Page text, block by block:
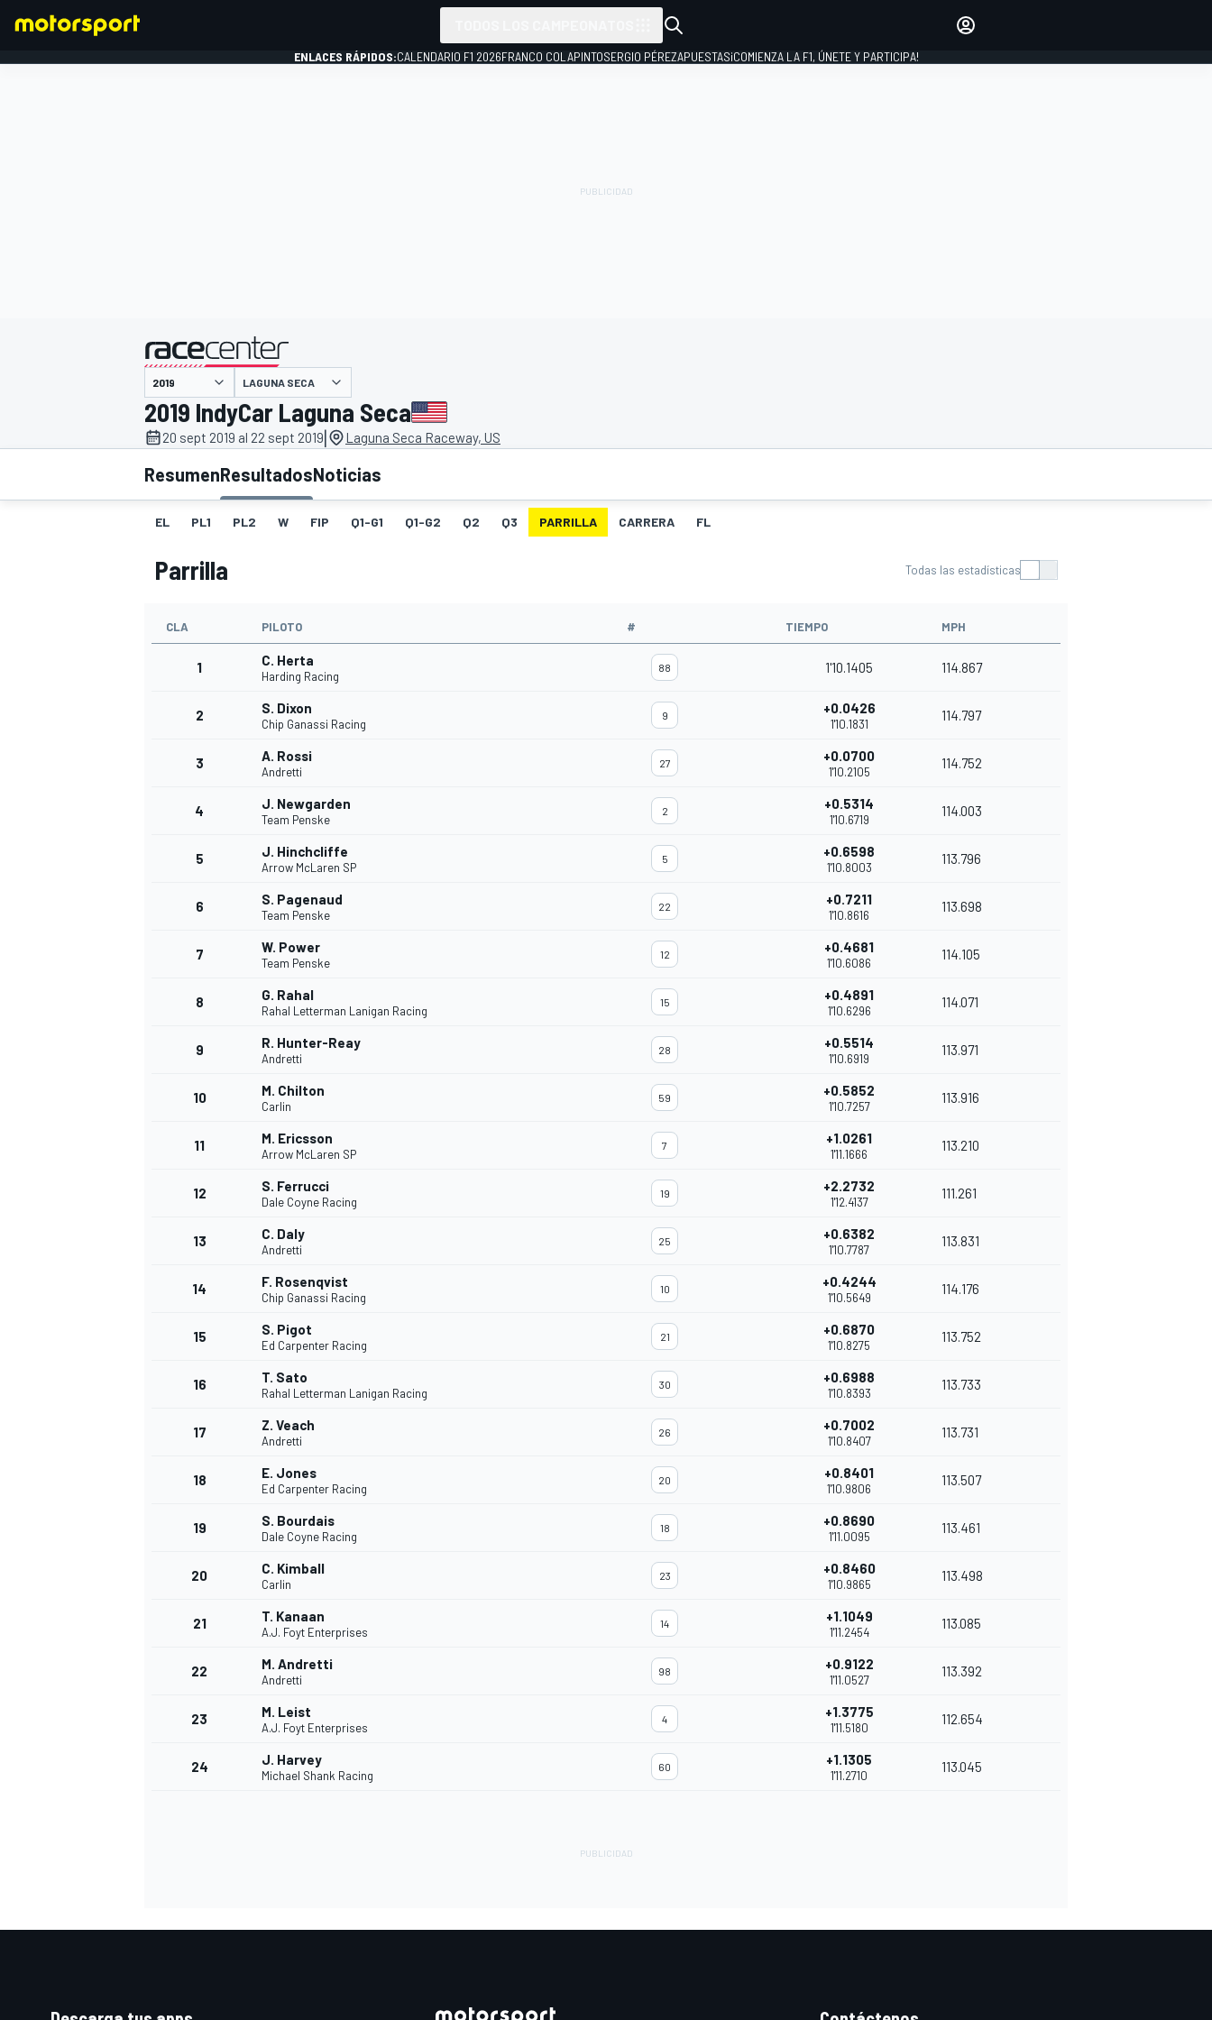
INDYCAR
FÓRMULA E
INICIAR SESIÓN
ENLACES RÁPIDOS:CALENDARIO F1 2026FRANCO COLAPINTOSERGIO PÉREZAPUESTAS¡COMIENZA LA F1, ÚNETE Y PARTICIPA!
presentado por
LAGUNA SECA
2019 IndyCar Laguna Seca
20 sept 2019 al 22 sept 2019| Laguna Seca Raceway, US
ResumenResultadosNoticias
EL PL1 PL2 W FIP Q1-G1 Q1-G2 Q2 Q3 PARRILLA CARRERA FL
Parrilla Todas las estadísticas
CLA PILOTO # TIEMPO MPH
1 C. Herta
Harding Racing
88 1'10.1405 114.867
2 S. Dixon
Chip Ganassi Racing
9 +0.0426
1'10.1831
114.797
3 A. Rossi
Andretti
27 +0.0700
1'10.2105
114.752
4 J. Newgarden
Team Penske
2 +0.5314
1'10.6719
114.003
5 J. Hinchcliffe
Arrow McLaren SP
5 +0.6598
1'10.8003
113.796
6 S. Pagenaud
Team Penske
22 +0.7211
1'10.8616
113.698
7 W. Power
Team Penske
12 +0.4681
1'10.6086
114.105
8 G. Rahal
Rahal Letterman Lanigan Racing
15 +0.4891
1'10.6296
114.071
9 R. Hunter-Reay
Andretti
28 +0.5514
1'10.6919
113.971
10 M. Chilton
Carlin
59 +0.5852
1'10.7257
113.916
11 M. Ericsson
Arrow McLaren SP
7 +1.0261
1'11.1666
113.210
12 S. Ferrucci
Dale Coyne Racing
19 +2.2732
1'12.4137
111.261
13 C. Daly
Andretti
25 +0.6382
1'10.7787
113.831
14 F. Rosenqvist
Chip Ganassi Racing
10 +0.4244
1'10.5649
114.176
15 S. Pigot
Ed Carpenter Racing
21 +0.6870
1'10.8275
113.752
16 T. Sato
Rahal Letterman Lanigan Racing
30 +0.6988
1'10.8393
113.733
17 Z. Veach
Andretti
26 +0.7002
1'10.8407
113.731
18 E. Jones
Ed Carpenter Racing
20 +0.8401
1'10.9806
113.507
19 S. Bourdais
Dale Coyne Racing
18 +0.8690
1'11.0095
113.461
20 C. Kimball
Carlin
23 +0.8460
1'10.9865
113.498
21 T. Kanaan
A.J. Foyt Enterprises
14 +1.1049
1'11.2454
113.085
22 M. Andretti
Andretti
98 +0.9122
1'11.0527
113.392
23 M. Leist
A.J. Foyt Enterprises
4 +1.3775
1'11.5180
112.654
24 J. Harvey
Michael Shank Racing
60 +1.1305
1'11.2710
113.045